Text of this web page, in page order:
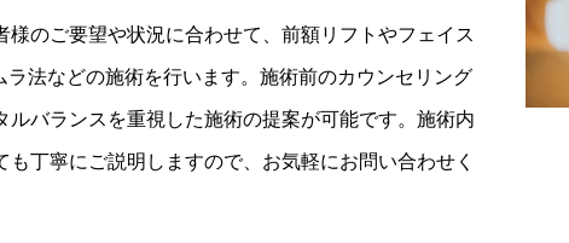
様のご要望や状況に合わせて、前額リフトやフェイス
ラ法などの施術を行います。施術前のカウンセリング
ルバランスを重視した施術の提案が可能です。施術内
丁寧にご説明しますので、お気軽にお問い合わせく